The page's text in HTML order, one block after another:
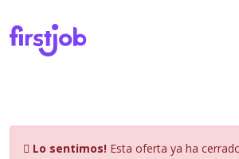
Lo sentimos! Esta oferta ya ha